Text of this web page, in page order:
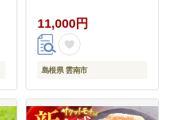
11,000円
島根県 雲南市